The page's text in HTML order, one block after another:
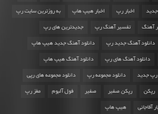
اخبار رپ اخبار هیپ هاپ به روزترین سایت رپ
آهنگ تفسیر آهنگ رپ جدیدترین های رپ
دانلود آهنگ جدید رپ دانلود آهنگ جدید هیپ هاپ
دانلود آهنگ های رپ دانلود آهنگ هیپ هاپ
رپ جدید دانلود مجموعه رپ دانلود مجموعه های رپی
رپکن رپکن صفیر صفیر فول آلبوم مغز رپ
آقاجانی هیپ هاپ